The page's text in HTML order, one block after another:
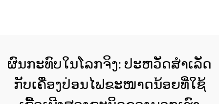
ຜົນກະທົບໃນໂລກຈິງ: ປະຫວັດສຳເລັດ
ກັບເຄື່ອງປ່ອນໄຟຂະໜາດນ້ອຍທີ່ໃຊ້